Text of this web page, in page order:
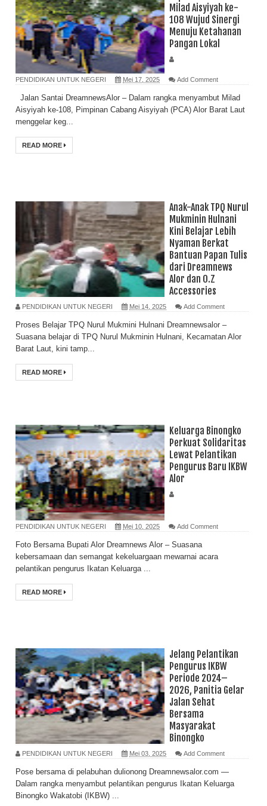
Milad Aisyiyah ke-
108 Wujud Sinergi
Menuju Ketahanan
Pangan Lokal
PENDIDIKAN UNTUK NEGERI Mei 17, 2025 Add Comment
Jalan Santai DreamnewsAlor – Dalam rangka menyambut Milad
Aisyiyah ke-108, Pimpinan Cabang Aisyiyah (PCA) Alor Barat Laut
menggelar keg...
READ MORE
Anak-Anak TPQ Nurul
Mukminin Hulnani
Kini Belajar Lebih
Nyaman Berkat
Bantuan Papan Tulis
dari Dreamnews
Alor dan O.Z
Accessories
PENDIDIKAN UNTUK NEGERI Mei 14, 2025 Add Comment
Proses Belajar TPQ Nurul Mukmini Hulnani Dreamnewsalor –
Suasana belajar di TPQ Nurul Mukminin Hulnani, Kecamatan Alor
Barat Laut, kini tamp...
READ MORE
Keluarga Binongko
Perkuat Solidaritas
Lewat Pelantikan
Pengurus Baru IKBW
Alor
PENDIDIKAN UNTUK NEGERI Mei 10, 2025 Add Comment
Foto Bersama Bupati Alor Dreamnews Alor – Suasana
kebersamaan dan semangat kekeluargaan mewarnai acara
pelantikan pengurus Ikatan Keluarga ...
READ MORE
Jelang Pelantikan
Pengurus IKBW
Periode 2024–
2026, Panitia Gelar
Jalan Sehat
Bersama
Masyarakat
Binongko
PENDIDIKAN UNTUK NEGERI Mei 03, 2025 Add Comment
Pose bersama di pelabuhan dulionong Dreamnewsalor.com —
Dalam rangka menyambut pelantikan pengurus Ikatan Keluarga
Binongko Wakatobi (IKBW) ...